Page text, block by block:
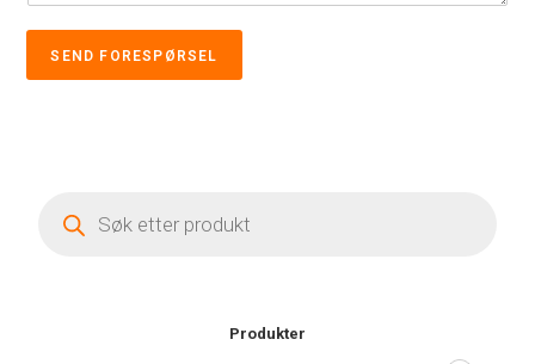
SEND FORESPØRSEL
search
Produkter